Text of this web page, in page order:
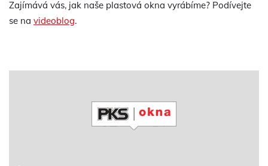
Zajímává vás, jak naše plastová okna vyrábíme? Podívejte
se na videoblog.